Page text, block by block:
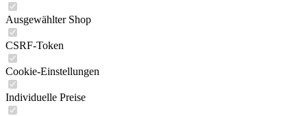
Ausgewählter Shop
CSRF-Token
Cookie-Einstellungen
Individuelle Preise